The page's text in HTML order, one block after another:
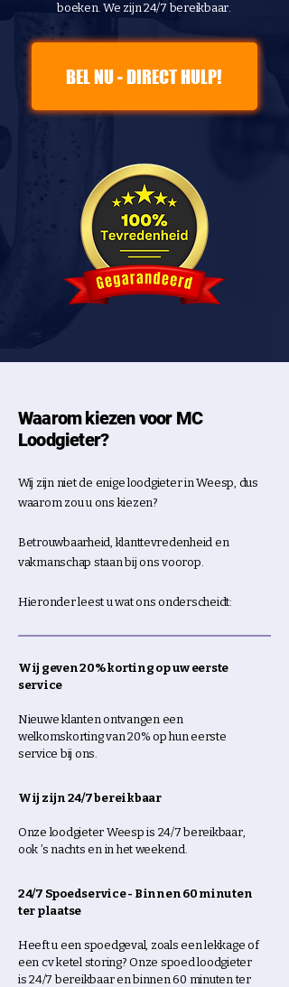
boeken. We zijn 24/7 bereikbaar.
BEL NU - DIRECT HULP!
Waarom kiezen voor MC
Loodgieter?
Wij zijn niet de enige loodgieter in Weesp, dus
waarom zou u ons kiezen?
Betrouwbaarheid, klanttevredenheid en
vakmanschap staan bij ons voorop.
Hieronder leest u wat ons onderscheidt:
Wij geven 20% korting op uw eerste
service
Nieuwe klanten ontvangen een
welkomskorting van 20% op hun eerste
service bij ons.
Wij zijn 24/7 bereikbaar
Onze loodgieter Weesp is 24/7 bereikbaar,
ook ’s nachts en in het weekend.
24/7 Spoedservice - Binnen 60 minuten
ter plaatse
Heeft u een spoedgeval, zoals een lekkage of
een cv ketel storing? Onze spoed loodgieter
is 24/7 bereikbaar en binnen 60 minuten ter